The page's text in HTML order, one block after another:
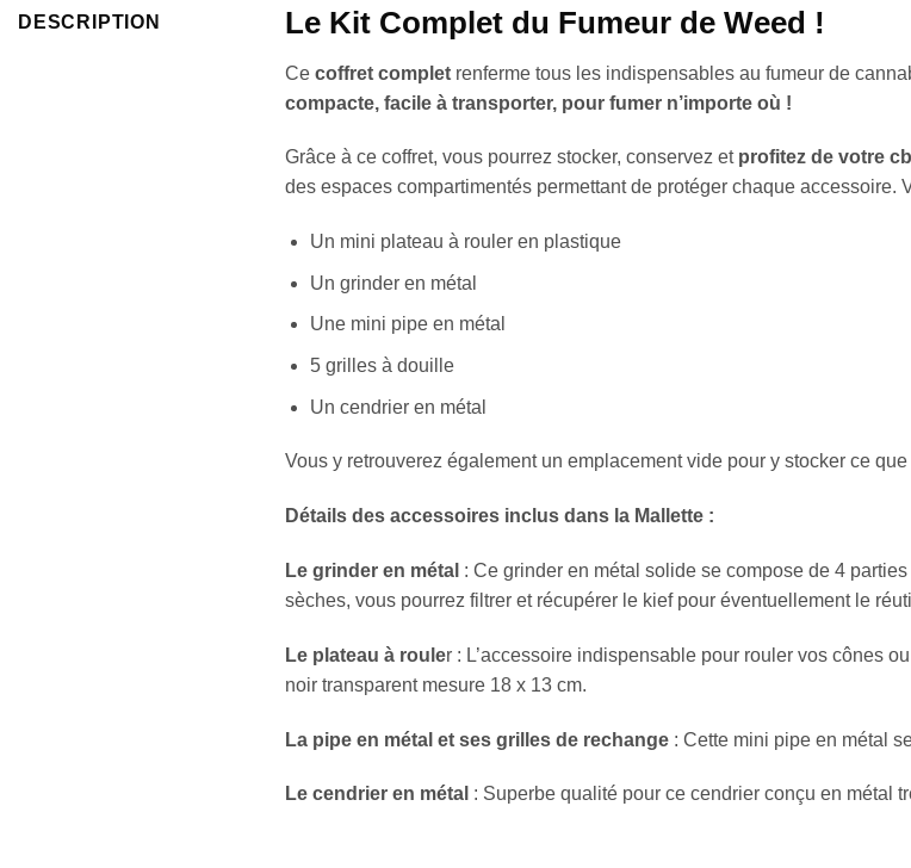
DESCRIPTION Le Kit Complet du Fumeur de Weed !
Ce coffret complet renferme tous les indispensables au fumeur de
compacte, facile à transporter, pour fumer n’importe où !
Grâce à ce coffret, vous pourrez stocker, conservez et profitez de votre
des espaces compartimentés permettant de protéger chaque accessoire.
Un mini plateau à rouler en plastique
Un grinder en métal
Une mini pipe en métal
5 grilles à douille
Un cendrier en métal
Vous y retrouverez également un emplacement vide pour y stocker ce
Détails des accessoires inclus dans la Mallette :
Le grinder en métal : Ce grinder en métal solide se compose de 4
sèches, vous pourrez filtrer et récupérer le kief pour éventuellement le
Le plateau à rouler : L’accessoire indispensable pour rouler vos cônes
noir transparent mesure 18 x 13 cm.
La pipe en métal et ses grilles de rechange : Cette mini pipe en métal
Le cendrier en métal : Superbe qualité pour ce cendrier conçu en métal